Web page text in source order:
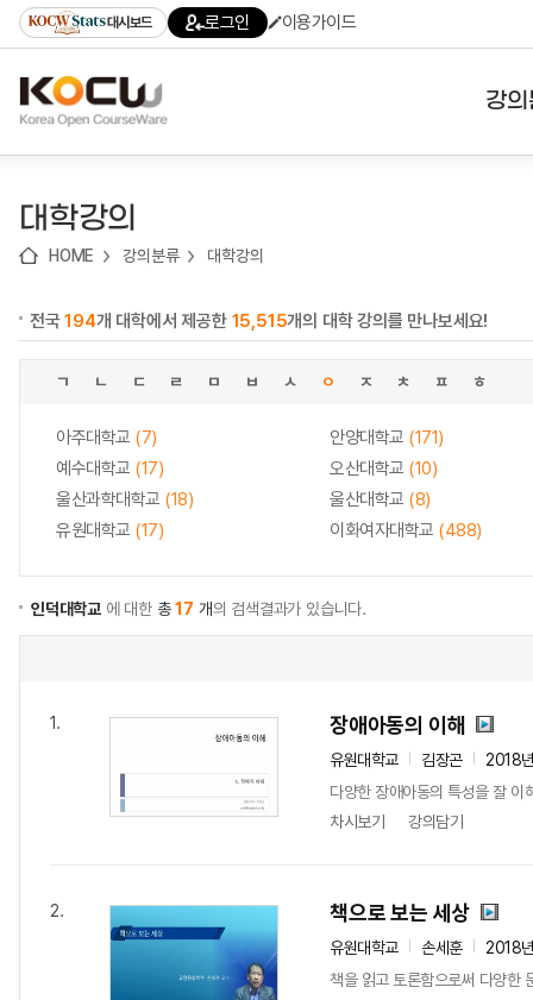
기
기
기
content)
가
대시보드 로그인 이용가이드
강
대학강의
HOME 강의분류 대학강의
전국194개 대학에서 제공한 15,515개의 대학 강의를 만나보세요!
ㄱ ㄴ ㄷ ㄹ ㅁ ㅂ ㅅ ㅇ ㅈ ㅊ ㅍ ㅎ
아주대학교 (7) 안양대학교 (171)
예수대학교 (17) 오산대학교 (10)
울산과학대학교 (18) 울산대학교 (8)
유원대학교 (17) 이화여자대학교 (488)
인덕대학교 에 대한 총17 개의 검색결과가 있습니다.
1. 장애아동의 이해
유원대학교 김장곤
2018
다양한 장애아동의 특성을 잘 이
차시보기
강의담기
2. 책으로 보는 세상
유원대학교 손세훈
2018
책을 읽고 토론함으로써 다양한